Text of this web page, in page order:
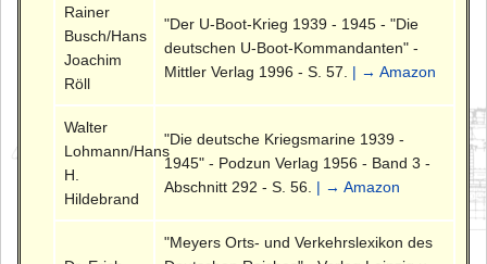
Rainer
Busch/Hans
Joachim
Röll
"Der U-Boot-Krieg 1939 - 1945 - "Die
deutschen U-Boot-Kommandanten" -
Mittler Verlag 1996 - S. 57. | → Amazon
Walter
Lohmann/Hans
H.
Hildebrand
"Die deutsche Kriegsmarine 1939 -
1945" - Podzun Verlag 1956 - Band 3 -
Abschnitt 292 - S. 56. | → Amazon
"Meyers Orts- und Verkehrslexikon des